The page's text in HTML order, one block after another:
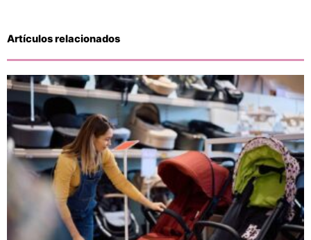
Artículos relacionados